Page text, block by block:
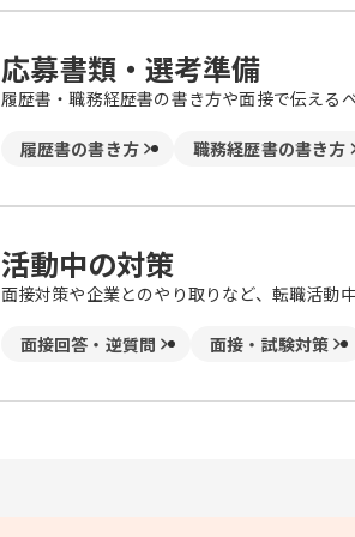
応募書類・選考準備
履歴書・職務経歴書の書き方や面接で伝える
履歴書の書き方 職務経歴書の書き方
活動中の対策
面接対策や企業とのやり取りなど、転職活動
面接回答・逆質問 面接・試験対策